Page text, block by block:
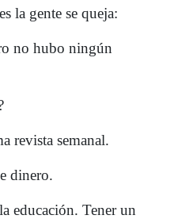
la gente se queja:
no hubo ningún
revista semanal.
dinero.
educación. Tener un